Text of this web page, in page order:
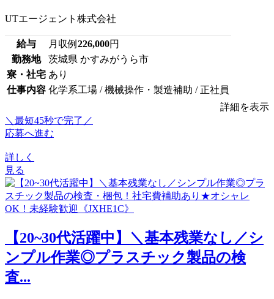
UTエージェント株式会社
給与 月収例 226,000円
勤務地
茨城県 かすみがうら市
寮・社宅 あり
仕事内容 化学系工場 / 機械操作・製造補助 / 正社員
詳細を表示
＼最短45秒で完了／
応募へ進む
詳しく
見る
【20~30代活躍中】＼基本残業なし／シ
ンプル作業◎プラスチック製品の検
査...